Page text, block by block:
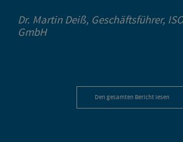
Dr. Martin Deiß, Geschäftsführer,
GmbH
Den gesamten Bericht lesen